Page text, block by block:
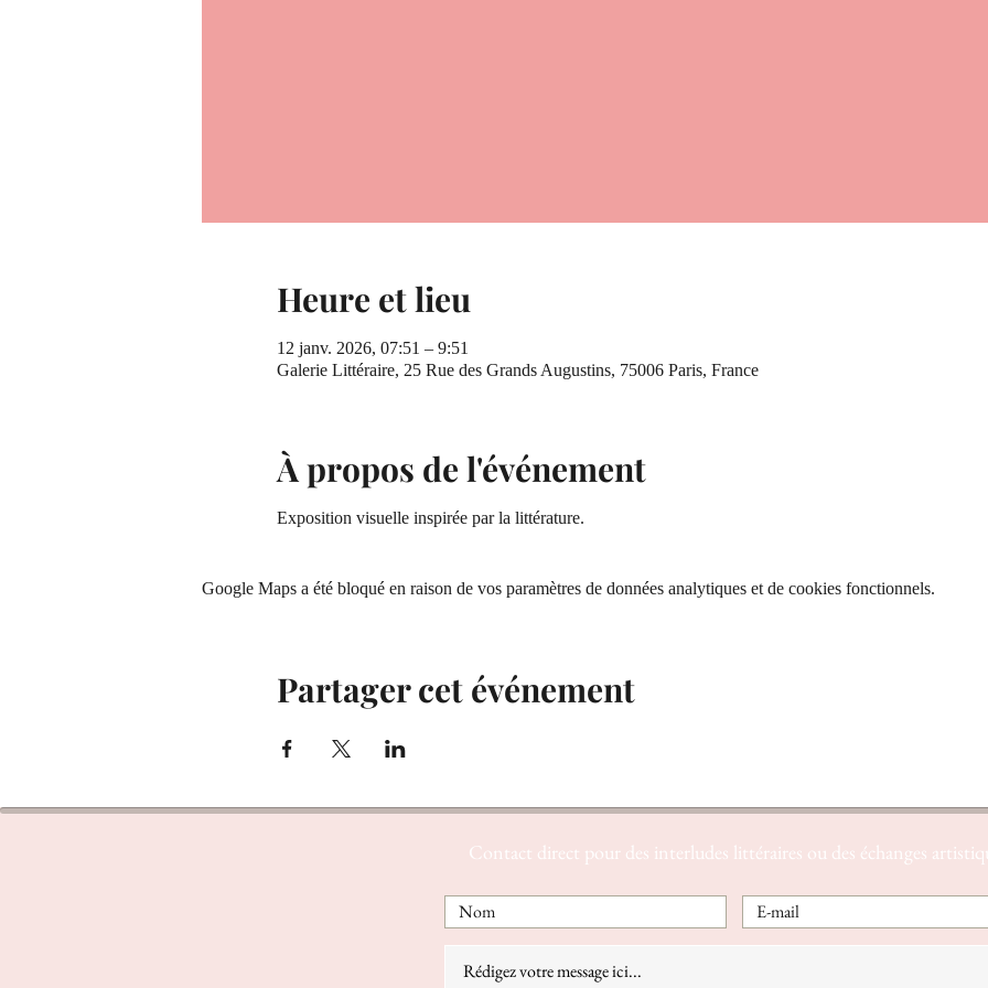
Heure et lieu
12 janv. 2026, 07:51 – 9:51
Galerie Littéraire, 25 Rue des Grands Augustins, 75006 Paris, France
À propos de l'événement
Exposition visuelle inspirée par la littérature.
Google Maps a été bloqué en raison de vos paramètres de données analytiques et de cookies fonctionnels.
Partager cet événement
Contact direct pour des interludes littéraires ou des échanges